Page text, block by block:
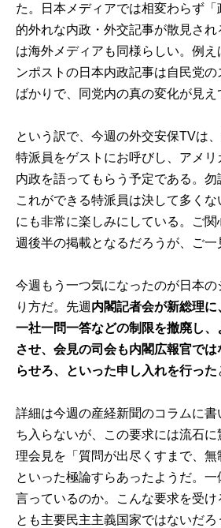
た。日本メディアでは相変わらず
的外れな内政・外交記事が散見さ
は海外メディアも同様らしい。例え
ンポストの日本内政記事は自民党
ばかりで、同党内の真の変化が見え
という訳で、今週の外交安保TVは
特派員をゲストにお呼びし、アメ
内政を語ってもらう予定である。勿
これができる特派員は決して多く
にも非常に楽しみにしている。ご
週後半の掲載となるだろうが、ご一
今週もう一つ気になったのが日本
り方だ。先週 内閣記者会が新総理
一社一問一答などの制限を撤廃し
させ、会見の司会も内閣広報官で
らせろ、といった申し入れを行った
詳細は今週の産経新聞のコラムに
ち入らないが、この要求には流石
理会見を「質問が出尽くすまで、無
といった極論すらあったようだ。
言っているのか。こんな要求を受け
とも主要民主主義国家ではないだろ